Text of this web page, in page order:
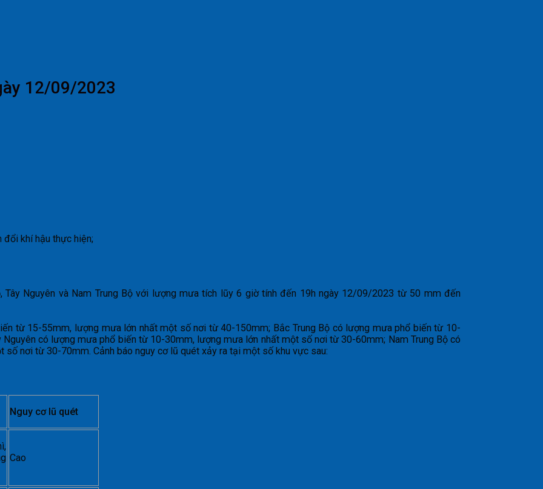
12/09/2023
đổi khí hậu thực hiện;
Nguyên và Nam Trung Bộ với lượng mưa tích lũy 6 giờ tính đến 19h ngày 12/09/2023 từ 50 mm đến
từ 15-55mm, lượng mưa lớn nhất một số nơi từ 40-150mm; Bắc Trung Bộ có lượng mưa phổ biến từ 10-
có lượng mưa phổ biến từ 10-30mm, lượng mưa lớn nhất một số nơi từ 30-60mm; Nam Trung Bộ có
nơi từ 30-70mm. Cảnh báo nguy cơ lũ quét xảy ra tại một số khu vực sau:
Nguy cơ lũ quét
Cao